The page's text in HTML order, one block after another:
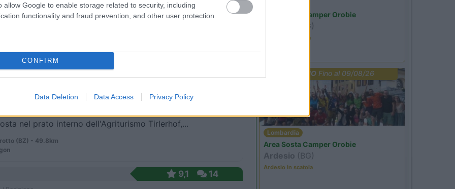
allow Google to enable storage related to security, including
functionality and fraud prevention, and other user protection.
CONFIRM
Data Deletion Data Access Privacy Policy
gratuito con 6 posti e CS, dietro Polisportiva...
Posizione
nel prato interno dell'Agriturismo Tirlerhof,...
(BZ) - 49.8km
9,1 14
Area Sosta Camper Orobie
(BG)
Ardesio si blocca
PROMO Fino al 09/08/26
Lombardia
Area Sosta Camper Orobie
Ardesio (BG)
Ardesio in scatola